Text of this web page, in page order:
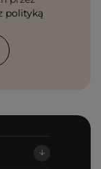
polityką